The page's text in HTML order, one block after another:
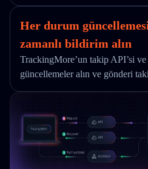
Her durum
zamanlı bildirim alın
TrackingMore’un takip API’si ve
güncellemeler alın ve gönderi